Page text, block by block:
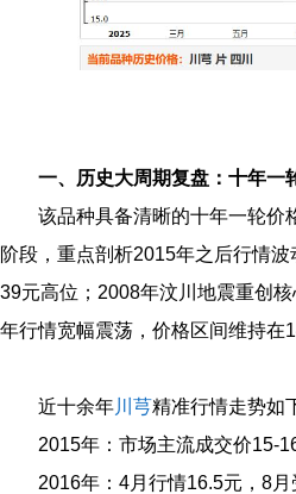
一、历史大周期复盘：十年一
该品种具备清晰的十年一轮价
阶段，重点剖析2015年之后行情
39元高位；2008年汶川地震重创
年行情宽幅震荡，价格区间维持在
近十余年川芎精准行情走势如
2015年：市场主流成交价
2016年：4月行情16.5元，8